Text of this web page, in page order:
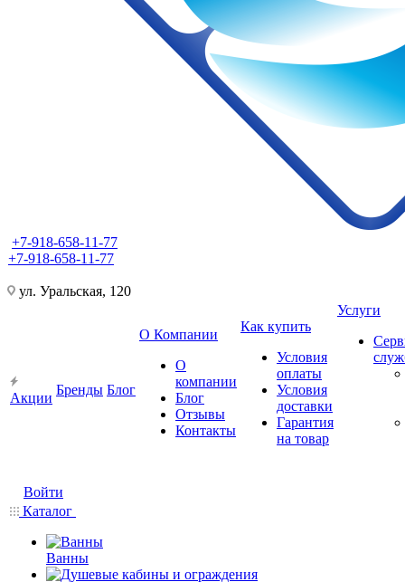
+7-918-658-11-77
+7-918-658-11-77
ул. Уральская, 120
Акции
Бренды Блог
О Компании
О
компании
Блог
Отзывы
Контакты
Как купить
Условия
оплаты
Условия
доставки
Гарантия
на товар
Услуги
Войти
Каталог
Ванны